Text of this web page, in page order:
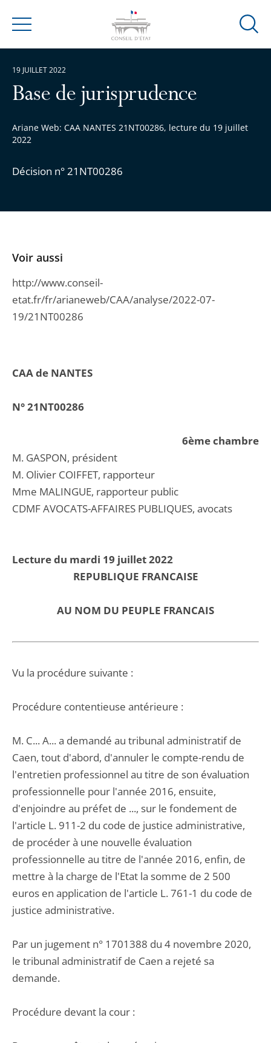
Menu
Ouvrir
Base de jurisprudence
Ariane Web: CAA NANTES 21NT00286, lecture du 19 juillet
2022
Décision n° 21NT00286
19 JUILLET 2022
CAA de NANTES
N° 21NT00286
6ème chambre
M. GASPON, président
M. Olivier COIFFET, rapporteur
Mme MALINGUE, rapporteur public
CDMF AVOCATS-AFFAIRES PUBLIQUES, avocats
Lecture du mardi 19 juillet 2022
REPUBLIQUE FRANCAISE
AU NOM DU PEUPLE FRANCAIS
Vu la procédure suivante :
Procédure contentieuse antérieure :
M. C... A... a demandé au tribunal administratif de
Caen, tout d'abord, d'annuler le compte-rendu de
l'entretien professionnel au titre de son évaluation
professionnelle pour l'année 2016, ensuite,
d'enjoindre au préfet de ..., sur le fondement de
l'article L. 911-2 du code de justice administrative,
de procéder à une nouvelle évaluation
professionnelle au titre de l'année 2016, enfin, de
mettre à la charge de l'Etat la somme de 2 500
euros en application de l'article L. 761-1 du code de
justice administrative.
Par un jugement n° 1701388 du 4 novembre 2020,
le tribunal administratif de Caen a rejeté sa
demande.
Procédure devant la cour :
Voir aussi
http://www.conseil-
etat.fr/fr/arianeweb/CAA/analyse/2022-07-
19/21NT00286